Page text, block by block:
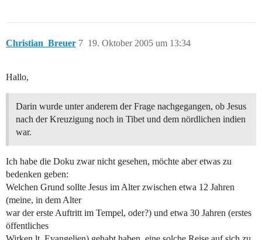
Christian_Breuer 19. Oktober 2005 um 13:34
7
Hallo,
Darin wurde unter anderem der Frage nachgegangen, ob Jesus
nach der Kreuzigung noch in Tibet und dem nördlichen indien
war.
Ich habe die Doku zwar nicht gesehen, möchte aber etwas zu
bedenken geben:
Welchen Grund sollte Jesus im Alter zwischen etwa 12 Jahren
(meine, in dem Alter
war der erste Auftritt im Tempel, oder?) und etwa 30 Jahren (erstes
öffentliches